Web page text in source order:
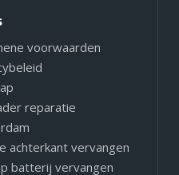
voorwaarden
reparatie
achterkant vervangen
batterij vervangen